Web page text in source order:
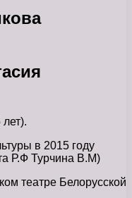
в 2015 году
Р.Ф Турчина В.М)
театре Белорусской